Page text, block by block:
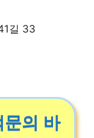
길 33
문의 바